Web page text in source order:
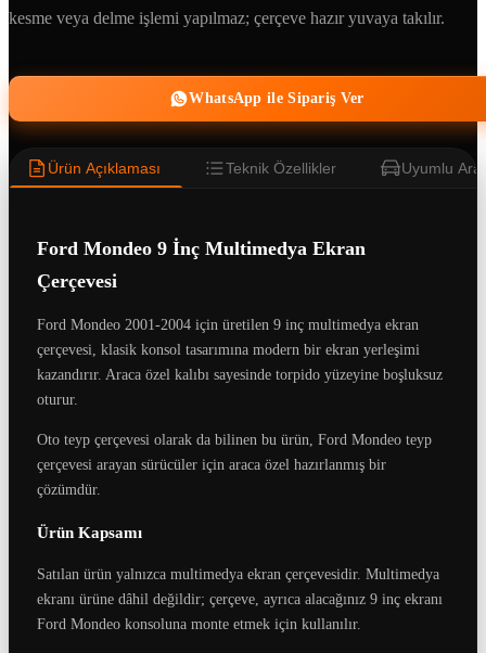
kesme veya delme işlemi yapılmaz; çerçeve hazır yuvaya takılır.
WhatsApp ile Sipariş Ver
Ürün Açıklaması Teknik Özellikler Uyumlu
Ford Mondeo 9 İnç Multimedya Ekran
Çerçevesi
Ford Mondeo 2001-2004 için üretilen 9 inç multimedya ekran
çerçevesi, klasik konsol tasarımına modern bir ekran yerleşimi
kazandırır. Araca özel kalıbı sayesinde torpido yüzeyine boşluksuz
oturur.
Oto teyp çerçevesi olarak da bilinen bu ürün, Ford Mondeo teyp
çerçevesi arayan sürücüler için araca özel hazırlanmış bir
çözümdür.
Ürün Kapsamı
Satılan ürün yalnızca multimedya ekran çerçevesidir. Multimedya
ekranı ürüne dâhil değildir; çerçeve, ayrıca alacağınız 9 inç ekranı
Ford Mondeo konsoluna monte etmek için kullanılır.